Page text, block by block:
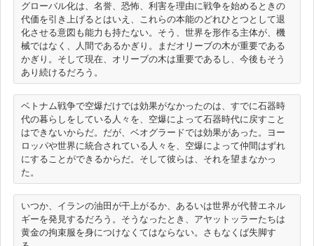
グローバル化は、名誉、恐怖、利害を理由に戦争を始めるときの
代価を引き上げるとはいえ、これらの本能のどれひとつとして退
化させる意図も能力も持たない。そう、世界を形作る主体が、機
械ではなく、人間であるかぎり。まだオリーブの木が重要である
かぎり。そして現在、オリーブの木は重要であるし、今後もそう
ベトナム戦争で空爆だけでは効果がなかったのは、すでに石器時
代の暮らしをしている人々を、空爆によって石器時代に戻すこと
はできないからだ。だが、ベオグラードでは効果があった。ヨー
ロッパや世界に統合されている人々を、空爆によって仲間はずれ
にすることができるからだ。そして彼らは、それを望まなかっ
いつか、イランの油田が干上がるか、あるいは世界が代替エネル
ギーを発見するだろう。そうなったとき、アヤットッラーたちは
黄金の拘束服を身につけなくてはならない。さもなくば失脚す